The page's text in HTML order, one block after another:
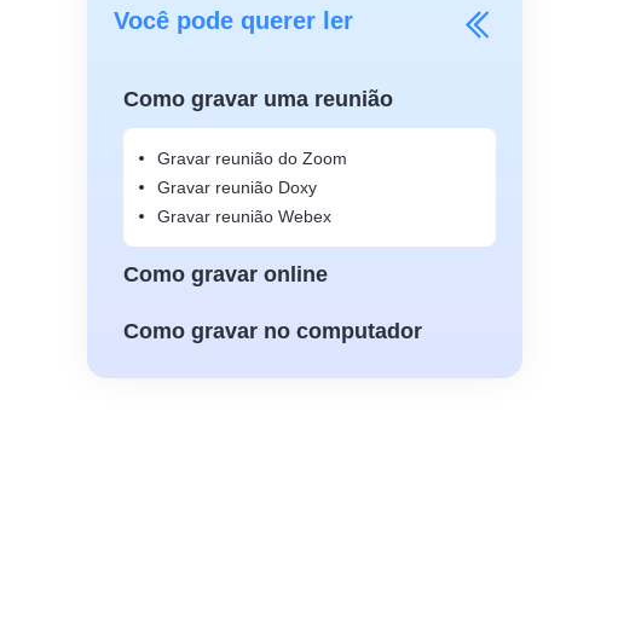
Você pode querer ler
Como gravar uma reunião
Gravar reunião do Zoom
Gravar reunião Doxy
Gravar reunião Webex
Como gravar online
Como gravar no computador